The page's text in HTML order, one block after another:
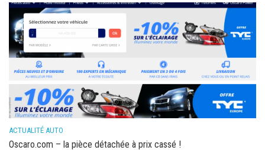
ACTUALITÉ AUTO
Oscaro.com – la pièce détachée à prix cassé !